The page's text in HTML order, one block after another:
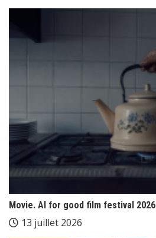
Movie. AI for good film festival 2026
13 juillet 2026